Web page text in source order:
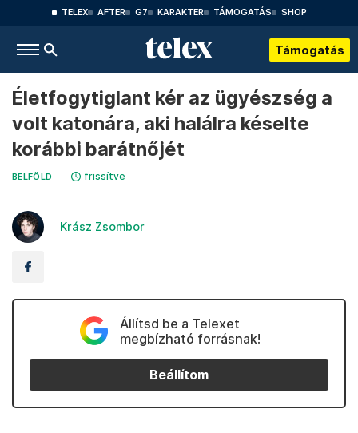
TELEX AFTER G7 KARAKTER TÁMOGATÁS SHOP
Támogatás
Életfogytiglant kér az ügyészség a
volt katonára, aki halálra késelte
korábbi barátnőjét
BELFÖLD frissítve
Krász Zsombor
Állítsd be a Telexet
megbízható forrásnak!
Beállítom